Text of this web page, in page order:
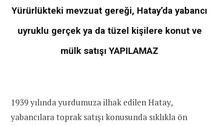
Yürürlükteki mevzuat gereği, Hatay’da yabancı
uyruklu gerçek ya da tüzel kişilere konut ve
mülk satışı YAPILAMAZ
1939 yılında yurdumuza ilhak edilen Hatay,
yabancılara toprak satışı konusunda sıklıkla ön